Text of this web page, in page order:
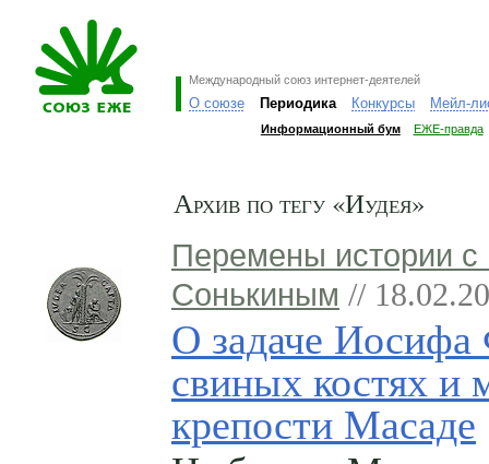
Международный союз интернет-деятелей
О союзе Периодика Конкурсы Мейл-
Информационный бум ЕЖЕ-правда
Архив по тегу «Иудея»
Перемены истории с
Сонькиным //
О задаче Иосифа
свиных костях и
крепости Масаде